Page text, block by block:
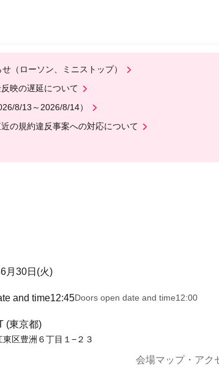
（ローソン、ミニストップ）
映の遅延について
8/13～2026/8/14）
の規約違反事案への対応について
月30日(火)
and time12:45Doors open date and time12:00
(東京都)
東区豊洲６丁目１−２３
会場マップ・アク